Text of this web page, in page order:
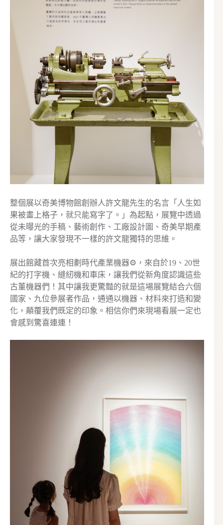
整個展以奇美博物館創辦人許文龍先生的名言「人生如
果被畫上格子，就只能寫字了。」為起點，展覽中透過
從未曝光的手稿、藝術創作、工廠設計圖、奇美早期產
品等，讓大家發現不一樣的許文龍獨特的思維。
展出館藏首次亮相劃時代產業機器⚙️，來自於19、20世
紀的打字機、縫紉機和車床，讓我們從新角度認識這些
古董機器們！其中讓我更驚豔的就是這場展覽結合六個
國家、九位參展者作品，通通以機器、材料來打造和變
化，顛覆我們既定的印象。相信你們來現場看展一定也
會感到驚喜連連！